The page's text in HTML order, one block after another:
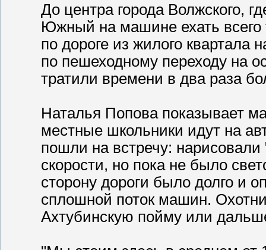
До центра города Волжского,
Южный на машине ехать всего
по дороге из жилого квартала
по пешеходному переходу на
тратили времени в два раза
Наталья Попова показывает
местные школьники идут на
пошли на встречу: нарисовали
скорости, но пока не было
сторону дороги было долго и
сплошной поток машин.
Ахтубинскую пойму или